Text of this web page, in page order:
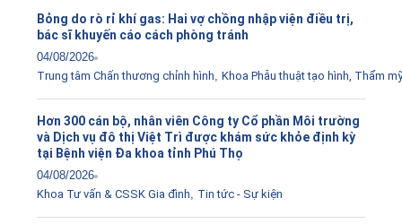
Bỏng do rò rỉ khí gas: Hai vợ chồng nhập viện điều trị,
bác sĩ khuyến cáo cách phòng tránh
04/08/2026
Trung tâm Chấn thương chỉnh hình, Khoa Phẫu thuật tạo hình, Thẩm
Hơn 300 cán bộ, nhân viên Công ty Cổ phần Môi trường
và Dịch vụ đô thị Việt Trì được khám sức khỏe định kỳ
tại Bệnh viện Đa khoa tỉnh Phú Thọ
04/08/2026
Khoa Tư vấn & CSSK Gia đình, Tin tức - Sự kiện